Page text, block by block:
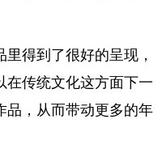
得到了很好的呈现，
在传统文化这方面下一
品，从而带动更多的年